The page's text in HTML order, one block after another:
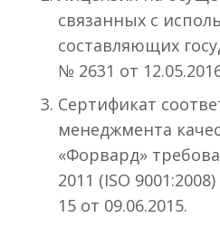
связанных с
составляющих
№ 2631 от
Сертификат
менеджмента
«Форвард»
2011 (ISO
15 от 09.06.2015.